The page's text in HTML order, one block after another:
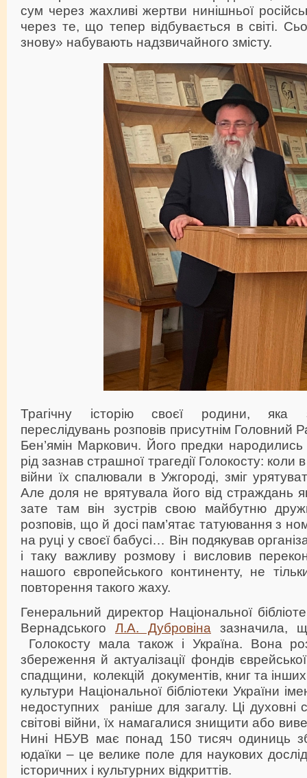
сум через жахливі жертви нинішньої
через те, що тепер відбувається в світі.
знову» набувають надзвичайного змісту.
Трагічну історію своєї родини, яка
переслідувань розповів присутнім Головний
Бен’ямін Маркович. Його предки народились
рід зазнав страшної трагедії Голокосту: коли
війни їх спалювали в Ужгороді, зміг
Але доля не врятувала його від страждань
зате там він зустрів свою майбутню
розповів, що й досі пам’ятає татуювання з
на руці у своєї бабусі… Він подякував
і таку важливу розмову і висловив
нашого європейського континенту, не
повторення такого жаху.
Генеральний директор Національної
Вернадського Л.А. Дубровіна зазначила,
Голокосту мала також і Україна. Вона
збереження й актуалізації фондів єврейської
спадщини, колекцій документів, книг та
культури Національної бібліотеки України
недоступних раніше для загалу. Ці духовні
світові війни, їх намагалися знищити або
Нині НБУВ має понад 150 тисяч одиниць
юдаїки – це велике поле для наукових
історичних і культурних відкриттів.